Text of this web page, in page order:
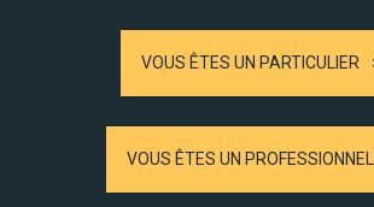
VOUS ÊTES UN PARTICULIER
VOUS ÊTES UN PROFESSIONNEL